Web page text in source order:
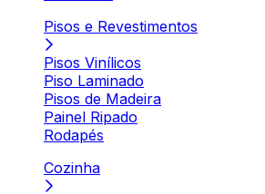
Pisos e Revestimentos
Pisos Vinílicos
Piso Laminado
Pisos de Madeira
Painel Ripado
Rodapés
Cozinha